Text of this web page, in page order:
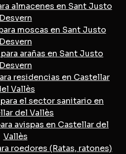
almacenes en Sant Justo
Desvern
moscas en Sant Justo
Desvern
arañas en Sant Justo
Desvern
residencias en Castellar
Vallès
el sector sanitario en
del Vallès
avispas en Castellar del
Vallès
roedores (Ratas, ratones)